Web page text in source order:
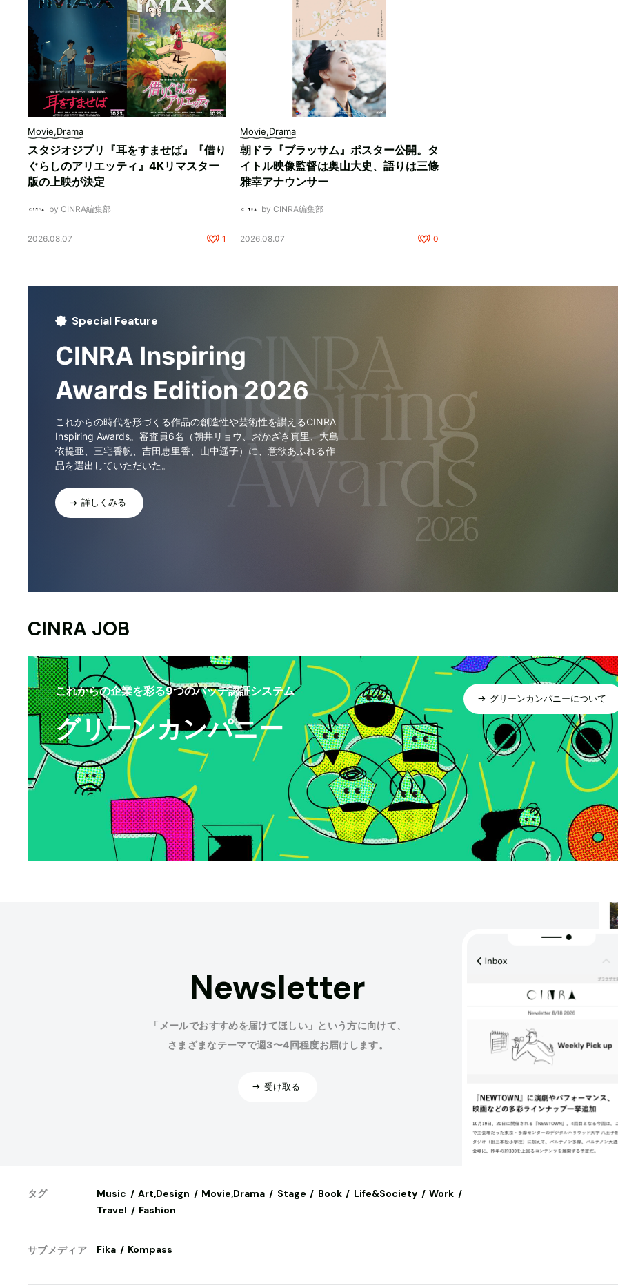
Movie,Drama
スタジオジブリ『耳をすませば』『借り
ぐらしのアリエッティ』4Kリマスター
版の上映が決定
by CINRA編集部
2026.08.07 1
Movie,Drama
朝ドラ『ブラッサム』ポスター公開。タ
イトル映像監督は奥山大史、語りは三條
雅幸アナウンサー
by CINRA編集部
2026.08.07 0
Special Feature
CINRA Inspiring
Awards Edition 2026
これからの時代を形づくる作品の創造性や芸術性を讃えるCINRA
Inspiring Awards。審査員6名（朝井リョウ、おかざき真里、大島
依提亜、三宅香帆、吉田恵里香、山中遥子）に、意欲あふれる作
品を選出していただいた。
詳しくみる
CINRA JOB
これからの企業を彩る9つのバッヂ認証システム
グリーンカンパニー
グリーンカンパニーについて
Newsletter
「メールでおすすめを届けてほしい」という方に向けて、
さまざまなテーマで週3〜4回程度お届けします。
受け取る
タグ Music Art,Design Movie,Drama Stage Book Life&Society
Work
Travel
Fashion
サブメディア Fika Kompass